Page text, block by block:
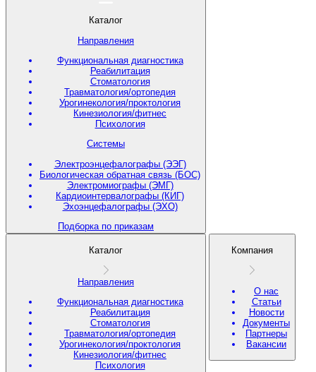
Каталог
Направления
Функциональная диагностика
Реабилитация
Стоматология
Травматология/ортопедия
Урогинекология/проктология
Кинезиология/фитнес
Психология
Системы
Электроэнцефалографы (ЭЭГ)
Биологическая обратная связь (БОС)
Электромиографы (ЭМГ)
Кардиоинтервалографы (КИГ)
Эхоэнцефалографы (ЭХО)
Подборка по приказам
Каталог
Направления
Функциональная диагностика
Реабилитация
Стоматология
Травматология/ортопедия
Урогинекология/проктология
Кинезиология/фитнес
Психология
Компания
О нас
Статьи
Новости
Документы
Партнеры
Вакансии